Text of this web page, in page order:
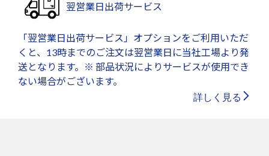
翌営業日出荷サービス
「翌営業日出荷サービス」オプションをご利用いただ
くと、13時までのご注文は翌営業日に当社工場より発
送となります。※ 部品状況によりサービスが使用でき
ない場合がございます。
詳しく見る